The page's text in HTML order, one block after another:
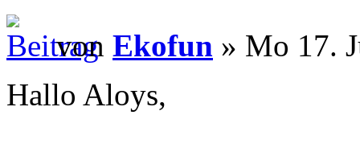
von Ekofun » Mo 17.
Hallo Aloys,